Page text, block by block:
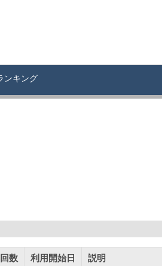
ンキング
数 利用開始日 説明